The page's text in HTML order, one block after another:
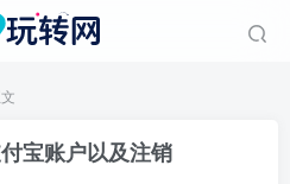
宝账户以及注销